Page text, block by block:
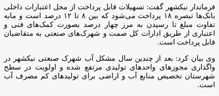
فرماندار نیکشهر گفت: تسهیلات قابل پرداخت از محل اعتبارات داخلی
بانک‌ها تبصره ۱۸ پرداخت می‌شود که بین ۸ تا ۱۲ درصد است و مابه
تفاوت مبلغ تا رسیدن به مرز چهار درصد بصورت کمک‌های فنی و
اعتباری از طریق ادارات کل صمت و شهرک‌های صنعتی به متقاضیان
قابل پرداخت است.
وی بیان کرد: بعد از چندین سال مشکل آب شهرک صنعتی نیکشهر در
واگذاری مجوزهای واحدهای تولیدی مرتفع شده و اولویت در سطح
شهرستان تخصیص منابع آب و اراضی برای تولیدهای کم مصرف آب
است.